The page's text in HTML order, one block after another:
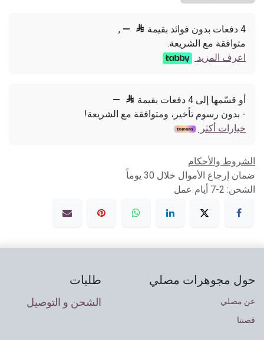
4 دفعات بدون فوائد بقيمة 
—
,
متوافقة مع الشريعة.
اعرف المزيد
أو قسّمها إلى 4 دفعات بقيمة 
—
- بدون رسوم تأخير، ومتوافقة مع الشريعة!
خيارات أكثر
الشروط والأحكام
ضمان إرجاع الأموال خلال 30 يوماً
الشحن: 2-7 أيام عمل
حول مجوهرات مصلي
عن مصلي
قصتنا
طلبات
الشحن و التوصيل